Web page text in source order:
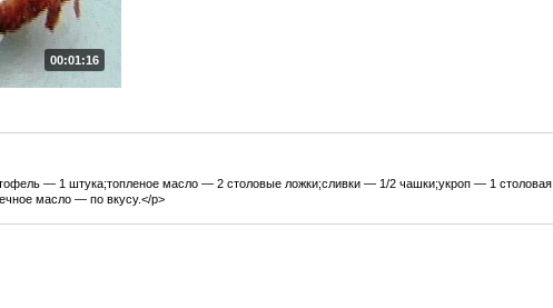
00:01:16
— 1 штука;топленое масло — 2 столовые ложки;сливки — 1/2 чашки;укроп — 1 столовая
масло — по вкусу.</p>